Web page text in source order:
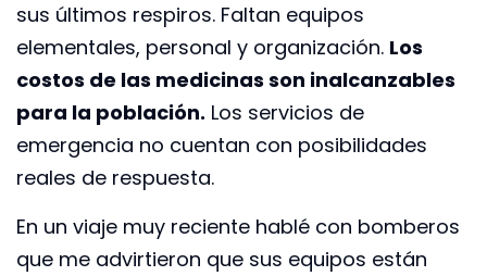
sus últimos respiros. Faltan equipos
elementales, personal y organización. Los
costos de las medicinas son inalcanzables
para la población. Los servicios de
emergencia no cuentan con posibilidades
reales de respuesta.
En un viaje muy reciente hablé con bomberos
que me advirtieron que sus equipos están